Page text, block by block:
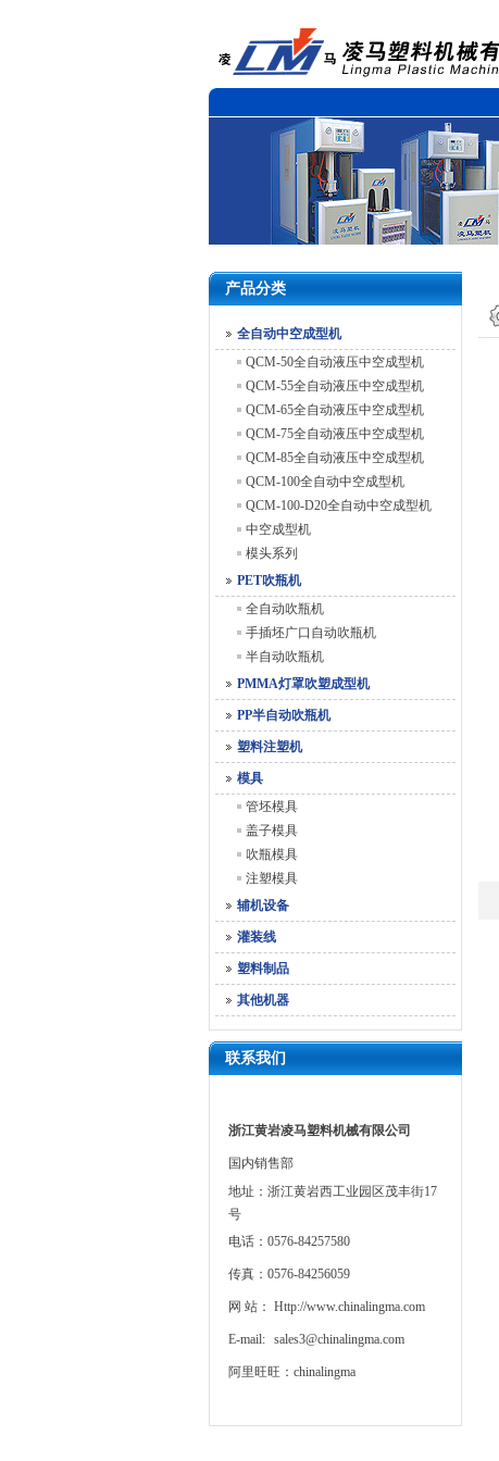
产品分类
全自动中空成型机
QCM-50全自动液压中空成型机
QCM-55全自动液压中空成型机
QCM-65全自动液压中空成型机
QCM-75全自动液压中空成型机
QCM-85全自动液压中空成型机
QCM-100全自动中空成型机
QCM-100-D20全自动中空成型机
中空成型机
模头系列
PET吹瓶机
全自动吹瓶机
手插坯广口自动吹瓶机
半自动吹瓶机
PMMA灯罩吹塑成型机
PP半自动吹瓶机
塑料注塑机
模具
管坯模具
盖子模具
吹瓶模具
注塑模具
辅机设备
灌装线
塑料制品
其他机器
联系我们
浙江黄岩凌马塑料机械有限公司
国内销售部
地址：浙江黄岩西工业园区茂丰街17
号
电话：0576-84257580
传真：0576-84256059
网 站： Http://www.chinalingma.com
E-mail: sales3@chinalingma.com
阿里旺旺：chinalingma